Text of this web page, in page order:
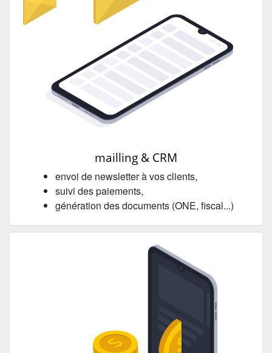
mailling & CRM
envoi de newsletter à vos clients,
suivi des paiements,
génération des documents (ONE, fiscal...)